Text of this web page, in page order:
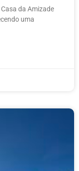
da Amizade
uma